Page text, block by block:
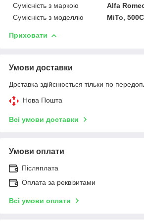
Сумісність з маркою
Alfa
Сумісність з моделлю
MiTo,
Приховати
Умови доставки
Доставка здійснюється тільки по
Нова Пошта
Всі умови доставки
Умови оплати
Післяплата
Оплата за реквізитами
Всі умови оплати